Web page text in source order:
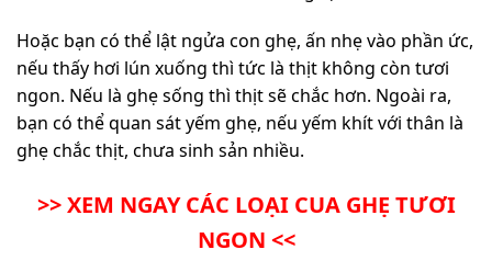
Hoặc bạn có thể lật ngửa con ghẹ, ấn nhẹ vào phần ức,
nếu thấy hơi lún xuống thì tức là thịt không còn tươi
ngon. Nếu là ghẹ sống thì thịt sẽ chắc hơn. Ngoài ra,
bạn có thể quan sát yếm ghẹ, nếu yếm khít với thân là
ghẹ chắc thịt, chưa sinh sản nhiều.
>> XEM NGAY CÁC LOẠI CUA GHẸ TƯƠI
NGON <<